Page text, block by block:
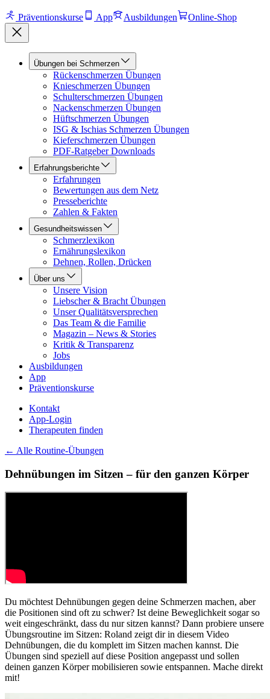
Präventionskurse App Ausbildungen Online-Shop
Übungen bei Schmerzen
Rückenschmerzen Übungen
Knieschmerzen Übungen
Schulterschmerzen Übungen
Nackenschmerzen Übungen
Hüftschmerzen Übungen
ISG & Ischias Schmerzen Übungen
Kieferschmerzen Übungen
PDF-Ratgeber Downloads
Erfahrungsberichte
Erfahrungen
Bewertungen aus dem Netz
Presseberichte
Zahlen & Fakten
Gesundheitswissen
Schmerzlexikon
Ernährungslexikon
Dehnen, Rollen, Drücken
Über uns
Unsere Vision
Liebscher & Bracht Übungen
Unser Qualitätsversprechen
Das Team & die Familie
Magazin – News & Stories
Kritik & Transparenz
Jobs
Ausbildungen
App
Präventionskurse
Kontakt
App-Login
Therapeuten finden
← Alle Routine-Übungen
Dehnübungen im Sitzen – für den ganzen Körper
Du möchtest Dehnübungen gegen deine Schmerzen machen, aber
die Positionen sind oft zu schwer? Ist deine Beweglichkeit sogar so
weit eingeschränkt, dass du nur sitzen kannst? Dann probiere unsere
Übungsroutine im Sitzen: Roland zeigt dir in diesem Video
Dehnübungen, die du komplett im Sitzen machen kannst. Die
Übungen sind speziell auf diese Position angepasst und sollen
deinen ganzen Körper mobilisieren sowie entspannen. Mache direkt
mit!